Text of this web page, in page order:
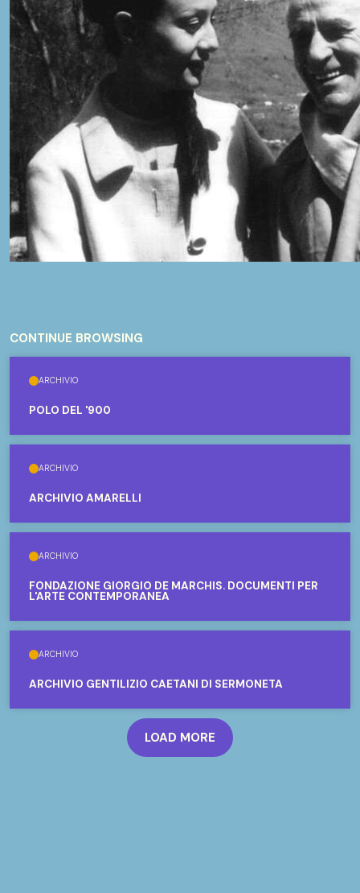
CONTINUE BROWSING
ARCHIVIO
POLO DEL '900
ARCHIVIO
ARCHIVIO AMARELLI
ARCHIVIO
FONDAZIONE GIORGIO DE MARCHIS. DOCUMENTI PER
L'ARTE CONTEMPORANEA
ARCHIVIO
ARCHIVIO GENTILIZIO CAETANI DI SERMONETA
LOAD MORE